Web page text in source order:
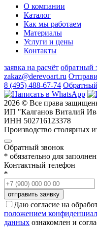
О компании
Каталог
Как мы работаем
Материалы
Услуги и цены
Контакты
заявка на расчёт обратный
zakaz@derevoart.ru
8 (495) 488-67-74
2026 © Все права
ИП "Калганов Виталий
ИНН 502716123378
Производство столярных
Обратный звонок
* обязательно для
Контактный телефон
*
Даю согласие на
положением
данных ознакомлен и